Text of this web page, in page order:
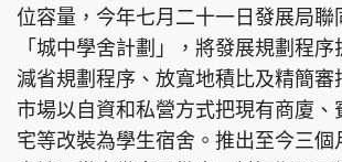
位容量，今年七月二十一日發展局聯
「城中學舍計劃」，將發展規劃程
減省規劃程序、放寬地積比及精簡審
市場以自資和私營方式把現有商廈、
宅等改裝為學生宿舍。推出至今三個